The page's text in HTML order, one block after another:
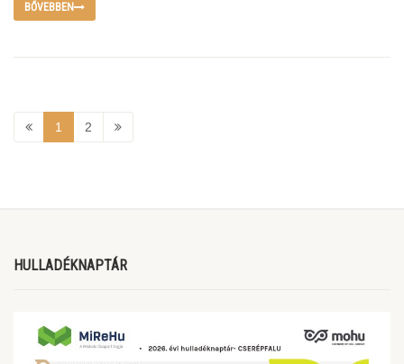
BŐVEBBEN
1 2
HULLADÉKNAPTÁR